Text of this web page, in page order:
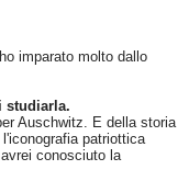
imparato molto dallo
studiarla.
Auschwitz. E della storia
patriottica
conosciuto la